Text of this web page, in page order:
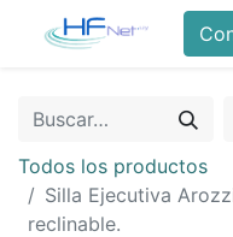
Todos los productos
Silla Ejecutiva
reclinable.